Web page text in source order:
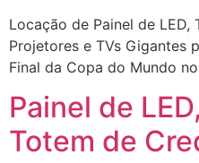
Locação de Painel de LED,
Projetores e TVs Gigantes
Final da Copa do Mundo
Painel de
Totem de